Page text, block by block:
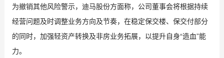
为撤销其他风险警示，迪马股份方面称，公司董事会将根据持续
经营问题及时调整业务方向及节奏，在稳定保交楼、保交付部分
的同时，加强轻资产转换及非房业务拓展，以提升自身“造血”能
力。